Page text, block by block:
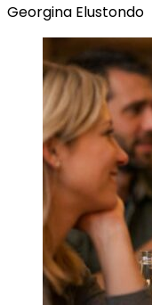
Georgina Elustondo